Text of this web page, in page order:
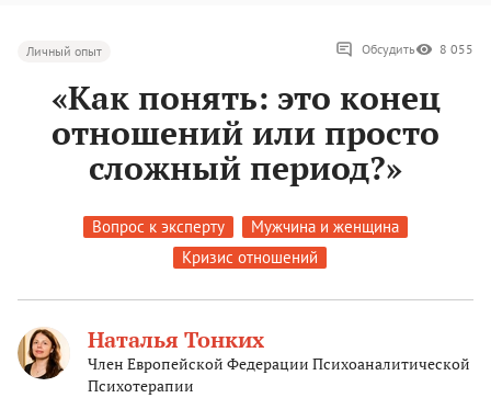
Личный опыт Обсудить 8 055
«Как понять: это конец
отношений или просто
сложный период?»
Вопрос к эксперту
Мужчина и женщина
Кризис отношений
Наталья Тонких
Член Европейской Федерации Психоаналитической
Психотерапии